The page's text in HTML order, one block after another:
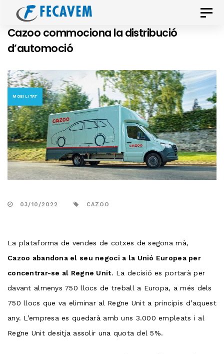
Skip
links
primary
navigation
content
Toggle
Cazoo commociona la distribució
d’automoció
MOBILITAT
03/10/2022 CAZOO
La plataforma de vendes de cotxes de segona mà,
Cazoo abandona el seu negoci a la Unió Europea per
concentrar-se al Regne Unit. La decisió es portarà per
davant almenys 750 llocs de treball a Europa, a més dels
750 llocs que va eliminar al Regne Unit a principis d’aquest
any. L’empresa es quedarà amb uns 3.000 empleats i al
Regne Unit desitja assolir una quota del 5%.